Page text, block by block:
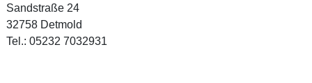
Sandstraße 24
32758 Detmold
Tel.: 05232 7032931